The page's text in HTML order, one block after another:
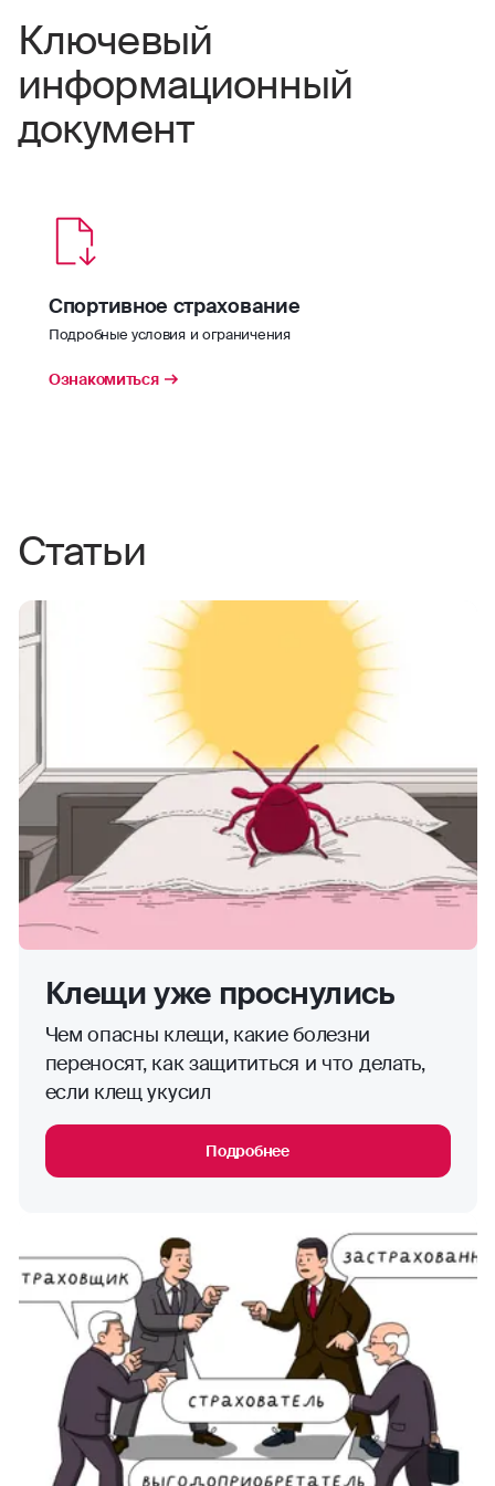
Ключевый
информационный
документ
Спортивное страхование
Подробные условия и ограничения
Ознакомиться
Статьи
Клещи уже проснулись
Чем опасны клещи, какие болезни
переносят, как защититься и что делать,
если клещ укусил
Подробнее